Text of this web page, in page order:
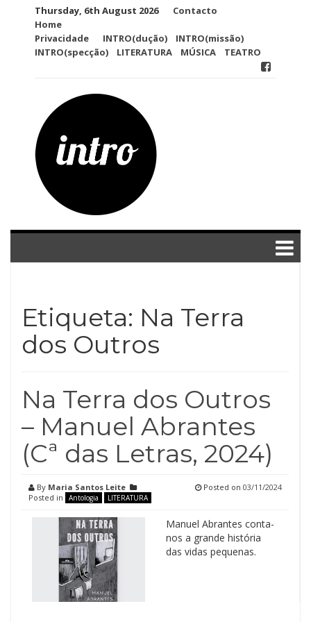
Thursday, 6th August 2026
Contacto
Home
Privacidade
INTRO(dução)
INTRO(missão)
INTRO(specção)
LITERATURA MÚSICA TEATRO
Etiqueta: Na Terra
dos Outros
Na Terra dos Outros
– Manuel Abrantes
(Cª das Letras, 2024)
By Maria Santos Leite
Posted in
Antologia LITERATURA
Posted on 03/11/2024
Manuel Abrantes conta-
nos a grande história
das vidas pequenas.